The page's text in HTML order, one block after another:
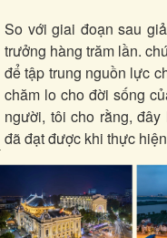
Dinh dưỡng - món ngon
Cây thuốc
Sản phụ khoa
Nhi khoa
Nam khoa
Làm đẹp - giảm cân
Phòng mạch online
Ăn sạch sống khỏe
So với giai đoạn sau
trưởng hàng trăm lần.
để tập trung nguồn lực
chăm lo cho đời sống
người, tôi cho rằng,
đã đạt được khi thực